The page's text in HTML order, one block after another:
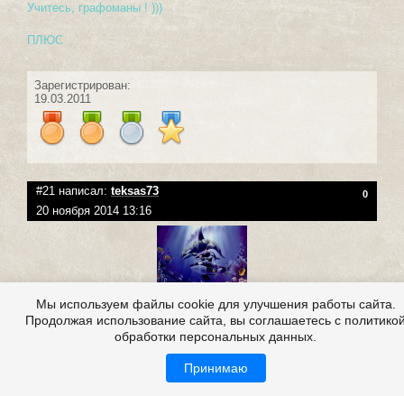
Учитесь, графоманы ! )))
ПЛЮС
Зарегистрирован:
19.03.2011
#21 написал: teksas73 0
20 ноября 2014 13:16
Группа:Друзья Сайта
Репутация:
(45|-2 )
Публикаций: 27
Комментариев: 1 554
Прочитала с удовольствием.
Мы используем файлы cookie для улучшения работы сайта.
Продолжая использование сайта, вы соглашаетесь с
обработки персональных данных.
Принимаю